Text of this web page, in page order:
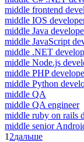
middle frontend
middle IOS
middle Java
middle JavaScript
middle .NET
middle Node.js
middle PHP
middle Python
middle QA
middle QA engineer
middle ruby on rails
middle senior
1 2дальше